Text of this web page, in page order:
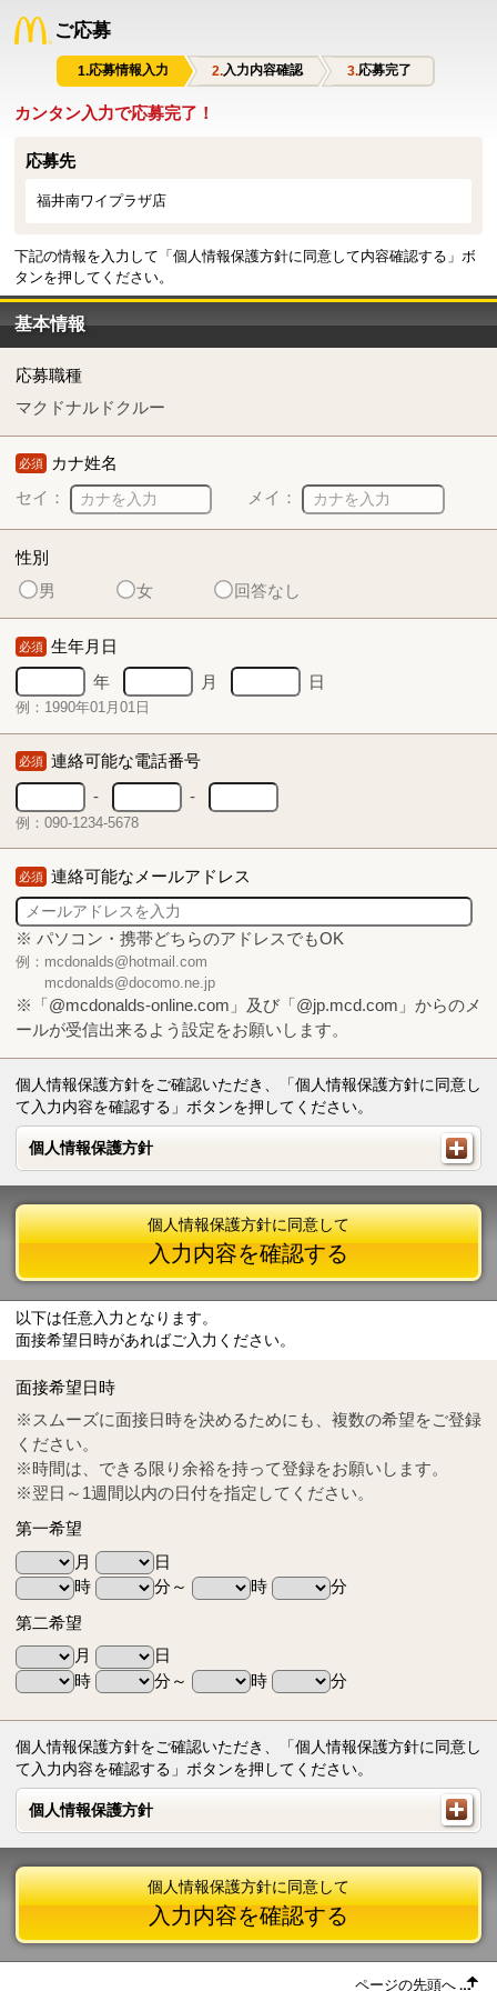
ご応募
応募情報入力 入力内容確認 応募完了
カンタン入力で応募完了！
応募先
福井南ワイプラザ店
下記の情報を入力して「個人情報保護方針に同意して内容確認する」ボ
タンを押してください。
基本情報
応募職種
マクドナルドクルー
必須 カナ姓名
セイ：
メイ：
性別
男
女 回答なし
必須 生年月日
年
月 日
例：1990年01月01日
必須 連絡可能な電話番号
-
-
例：090-1234-5678
必須 連絡可能なメールアドレス
※ パソコン・携帯どちらのアドレスでもOK
例：mcdonalds@hotmail.com
mcdonalds@docomo.ne.jp
※「@mcdonalds-online.com」及び「@jp.mcd.com」からのメ
ールが受信出来るよう設定をお願いします。
個人情報保護方針をご確認いただき、「個人情報保護方針に同意し
て入力内容を確認する」ボタンを押してください。
個人情報保護方針
個人情報保護方針
Tel
0570-55-0314
個人情報保護方針に同意して
入力内容を確認する
以下は任意入力となります。
面接希望日時があればご入力ください。
面接希望日時
※スムーズに面接日時を決めるためにも、複数の希望をご登録
ください。
※時間は、できる限り余裕を持って登録をお願いします。
※翌日～1週間以内の日付を指定してください。
第一希望
月
日
時
分～ 時
分
第二希望
月
日
時
分～ 時 分
個人情報保護方針をご確認いただき、「個人情報保護方針に同意し
て入力内容を確認する」ボタンを押してください。
個人情報保護方針
個人情報保護方針
個人情報保護方針に同意して
入力内容を確認する
ページの先頭へ